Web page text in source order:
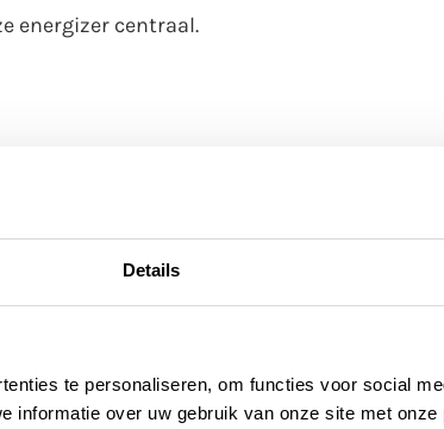
Details
te personaliseren, om functies voor social
informatie over uw gebruik van onze site met
energizer centraal.
of opmerkingen?
de